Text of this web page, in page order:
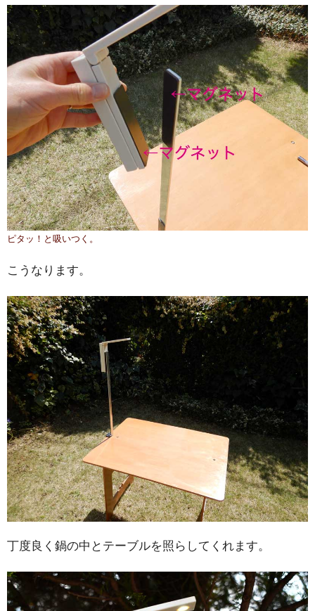
ピタッ！と吸いつく。
こうなります。
丁度良く鍋の中とテーブルを照らしてくれます。